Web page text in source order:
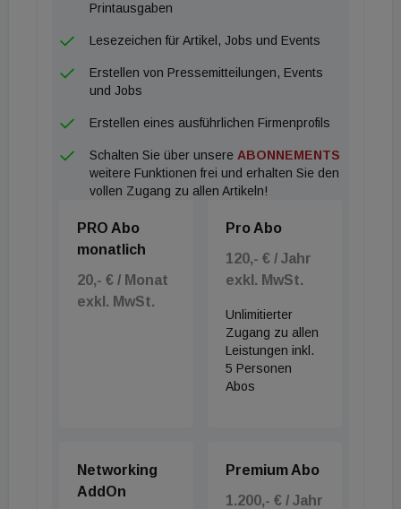
Projekt wird außerdem während der gesamten
Bauphase von einem Chemiker begleitet, um
schadstoffarmes Zuhause erhalten.
Printausgaben
Lesezeichen für Artikel, Jobs und Events
Erstellen von Pressemitteilungen, Events
und Jobs
Erstellen eines ausführlichen Firmenprofils
Schalten Sie über unsere ABONNEMENTS
weitere Funktionen frei und erhalten Sie den
vollen Zugang zu allen Artikeln!
PRO Abo
monatlich
20,- € / Monat
exkl. MwSt.
Pro Abo
120,- € / Jahr
exkl. MwSt.
Unlimitierter
Zugang zu allen
Leistungen inkl.
5 Personen
Abos
Networking
AddOn
Premium Abo
1.200,- € / Jahr